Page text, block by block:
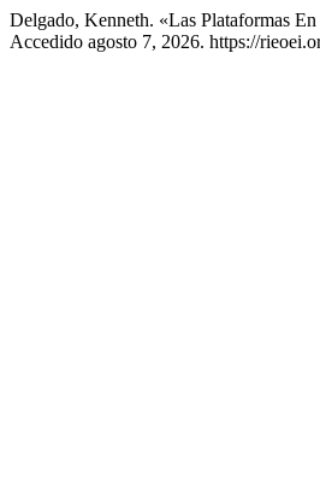
Delgado, Kenneth. «Las Plataformas
Accedido agosto 7, 2026. https://